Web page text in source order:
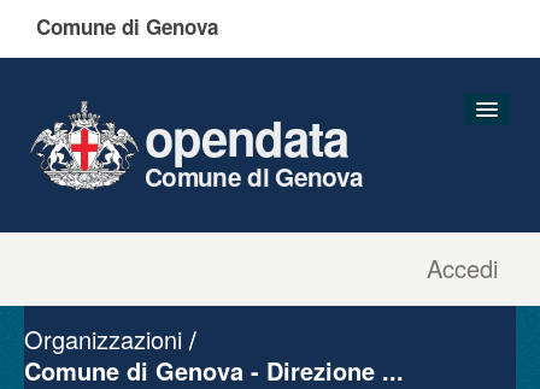
Comune di Genova
Accedi
opendata
Comune di Genova
Gruppi
Organizzazioni
Comune di Genova - Direzione ...